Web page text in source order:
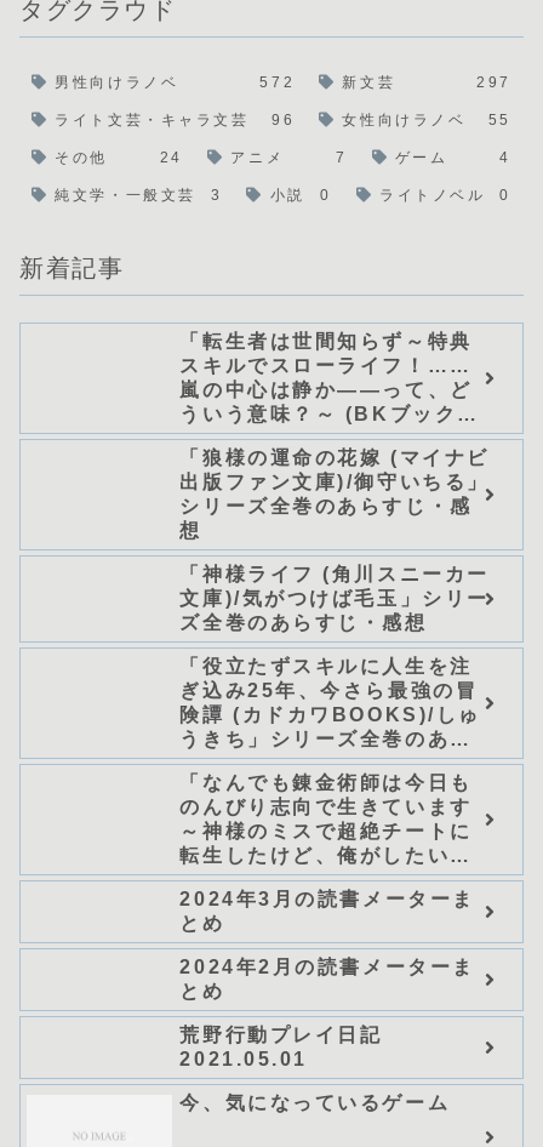
タグクラウド
男性向けラノベ 572 新文芸 297
ライト文芸・キャラ文芸 96 女性向けラノベ 55
その他 24 アニメ 7 ゲーム 4
純文学・一般文芸 3 小説 0 ライトノベル 0
新着記事
「転生者は世間知らず～特典
スキルでスローライフ！……
嵐の中心は静か――って、ど
ういう意味？～ (BKブック
ス)/唖鳴蝉」シリーズ全巻のあ
らすじ・感想
「狼様の運命の花嫁 (マイナビ
出版ファン文庫)/御守いちる」
シリーズ全巻のあらすじ・感
想
「神様ライフ (角川スニーカー
文庫)/気がつけば毛玉」シリー
ズ全巻のあらすじ・感想
「役立たずスキルに人生を注
ぎ込み25年、今さら最強の冒
険譚 (カドカワBOOKS)/しゅ
うきち」シリーズ全巻のあら
すじ・感想
「なんでも錬金術師は今日も
のんびり志向で生きています
～神様のミスで超絶チートに
転生したけど、俺がしたいの
は冒険じゃなくてホワイト商
会の立上げです～（グラスト
ノベルス） (グラスト
NOVELS)/可換環」シリーズ
全巻のあらすじ・感想
2024年3月の読書メーターま
とめ
2024年2月の読書メーターま
とめ
荒野行動プレイ日記
2021.05.01
今、気になっているゲーム